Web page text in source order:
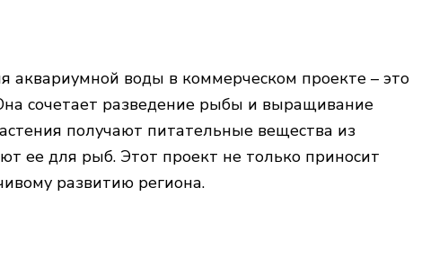
аквариумной воды в коммерческом проекте – это
сочетает разведение рыбы и выращивание
получают питательные вещества из
ее для рыб. Этот проект не только приносит
развитию региона.